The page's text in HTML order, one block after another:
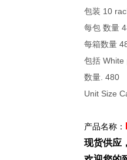
包装 10
每包 数量
每箱数量
包括 White
数量. 480
Unit Size
产品名称：
现货供应